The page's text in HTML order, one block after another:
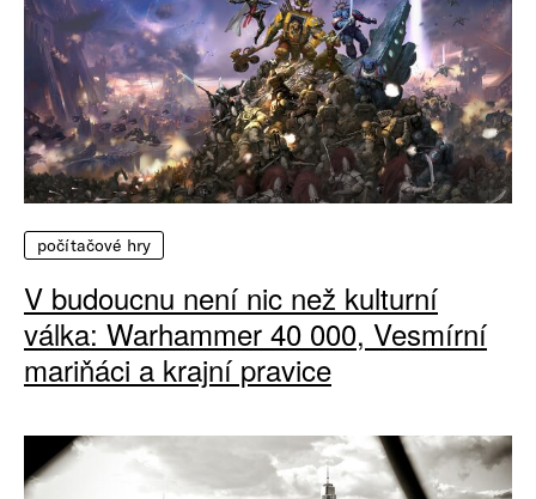
počítačové hry
V budoucnu není nic než kulturní
válka: Warhammer 40 000, Vesmírní
mariňáci a krajní pravice